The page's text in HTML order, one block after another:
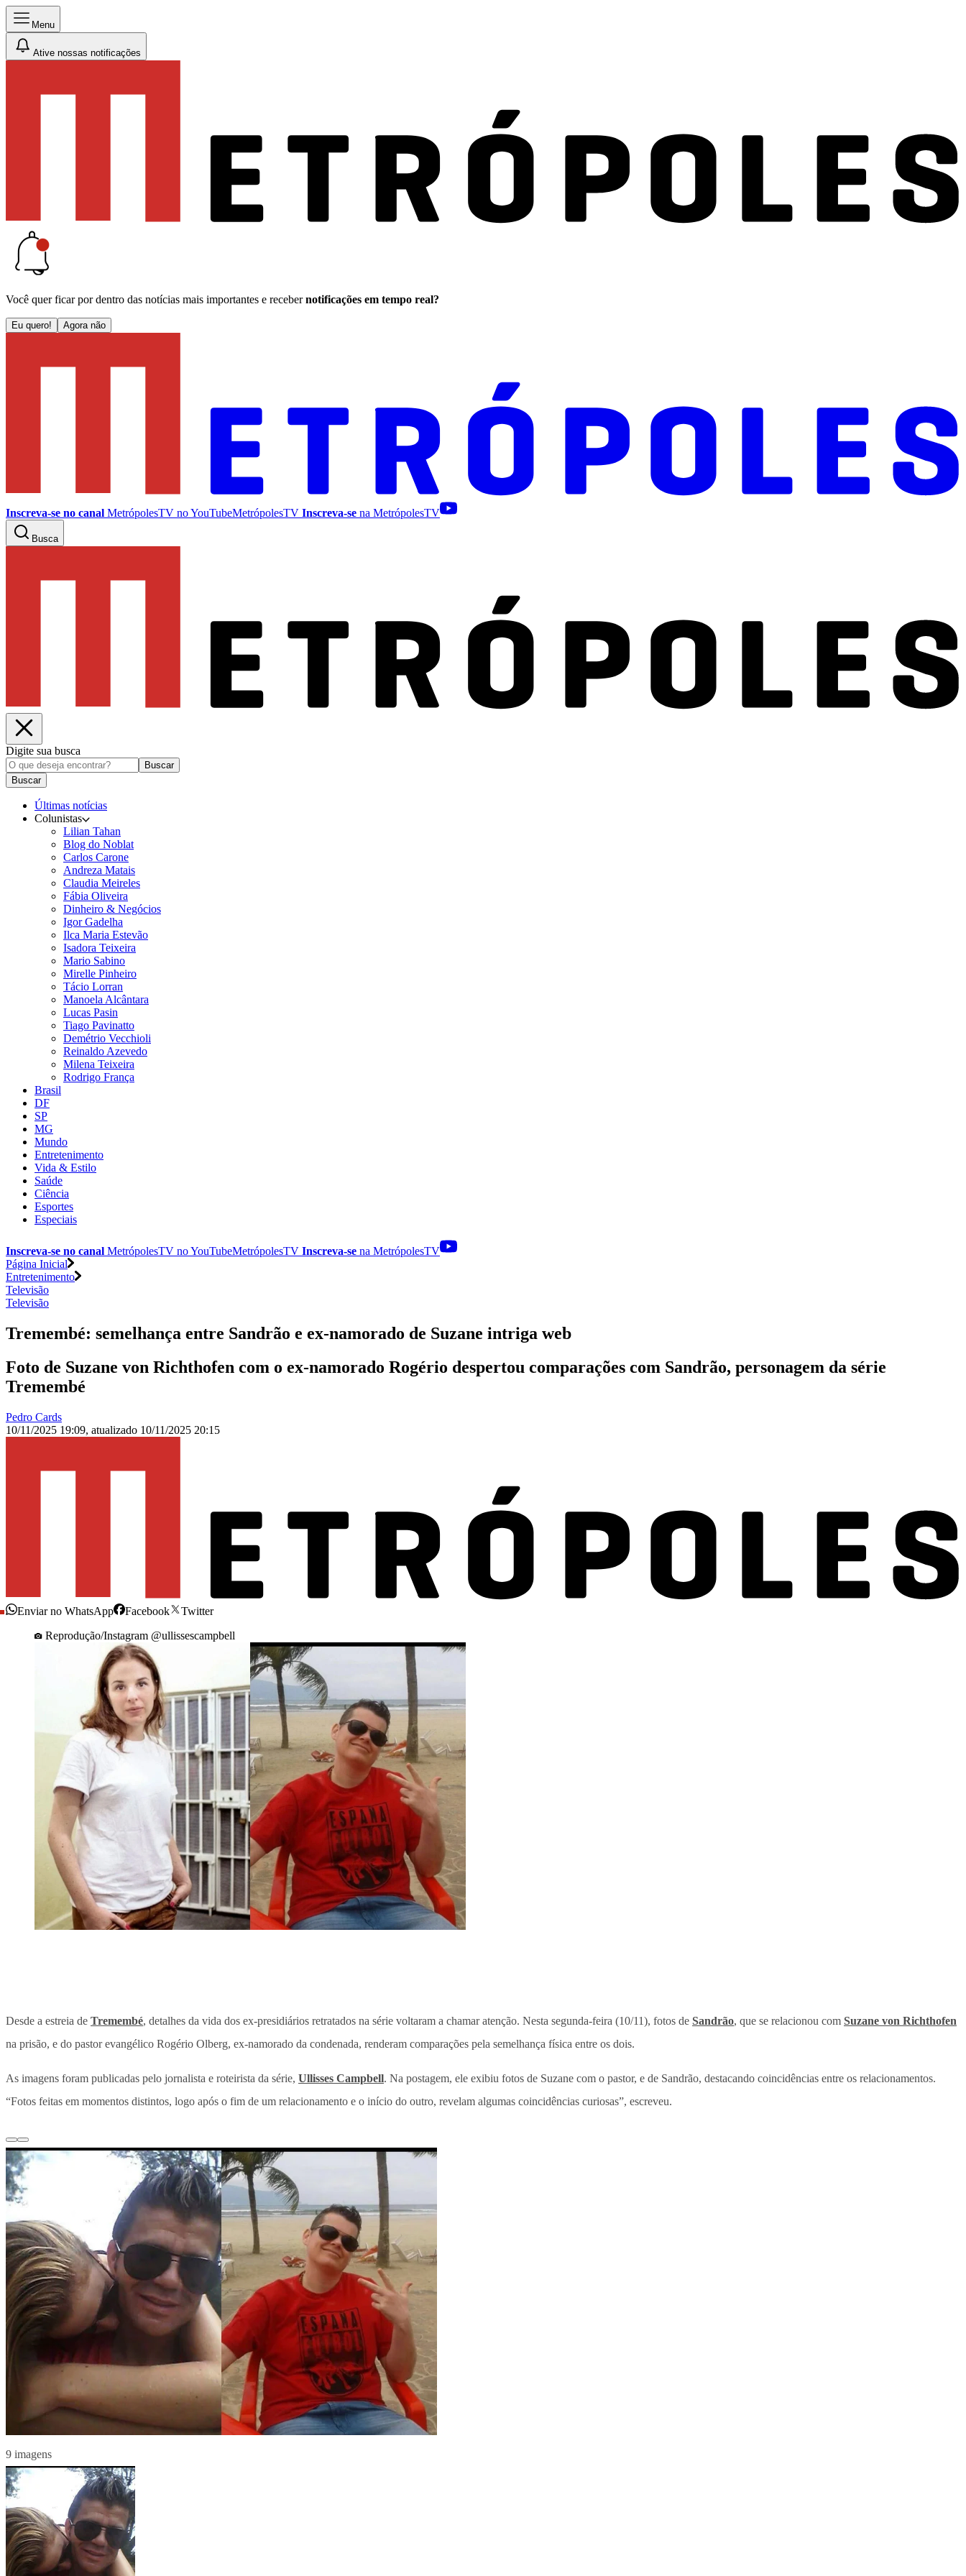
Menu
Ative nossas notificações
Você quer ficar por dentro das notícias mais importantes e receber notificações em tempo real?
Eu quero! Agora não
Inscreva-se no canal MetrópolesTV noYouTubeMetrópolesTV Inscreva-se na MetrópolesTV
Busca
Digite sua busca
Buscar
Buscar
Últimas notícias
Colunistas
Lilian Tahan
Blog do Noblat
Carlos Carone
Andreza Matais
Claudia Meireles
Fábia Oliveira
Dinheiro & Negócios
Igor Gadelha
Ilca Maria Estevão
Isadora Teixeira
Mario Sabino
Mirelle Pinheiro
Tácio Lorran
Manoela Alcântara
Lucas Pasin
Tiago Pavinatto
Demétrio Vecchioli
Reinaldo Azevedo
Milena Teixeira
Rodrigo França
Brasil
DF
SP
MG
Mundo
Entretenimento
Vida & Estilo
Saúde
Ciência
Esportes
Especiais
Inscreva-se no canal MetrópolesTV noYouTubeMetrópolesTV Inscreva-se na MetrópolesTV
Página Inicial
Entretenimento
Televisão
Televisão
Tremembé: semelhança entre Sandrão e ex-namorado de Suzane intriga web
Foto de Suzane von Richthofen com o ex-namorado Rogério despertou comparações com Sandrão, personagem da série
Tremembé
Pedro Cards
10/11/2025 19:09, atualizado 10/11/2025 20:15
Enviar no WhatsApp Facebook
Twitter
Reprodução/Instagram @ullissescampbell
Desde a estreia de Tremembé, detalhes da vida dos ex-presidiários retratados na série voltaram a chamar atenção. Nesta segunda-feira (10/11), fotos de Sandrão, que se relacionou com Suzane von Richthofen
na prisão, e do pastor evangélico Rogério Olberg, ex-namorado da condenada, renderam comparações pela semelhança física entre os dois.
As imagens foram publicadas pelo jornalista e roteirista da série, Ullisses Campbell. Na postagem, ele exibiu fotos de Suzane com o pastor, e de Sandrão, destacando coincidências entre os relacionamentos.
“Fotos feitas em momentos distintos, logo após o fim de um relacionamento e o início do outro, revelam algumas coincidências curiosas”, escreveu.
9 imagens